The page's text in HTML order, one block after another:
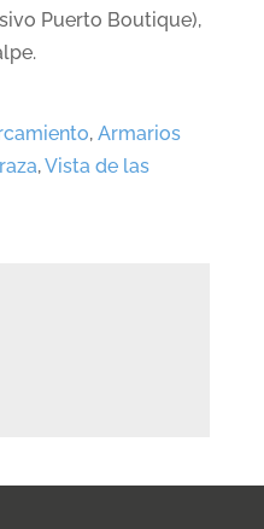
Puerto Boutique),
, Armarios
,Vista de las